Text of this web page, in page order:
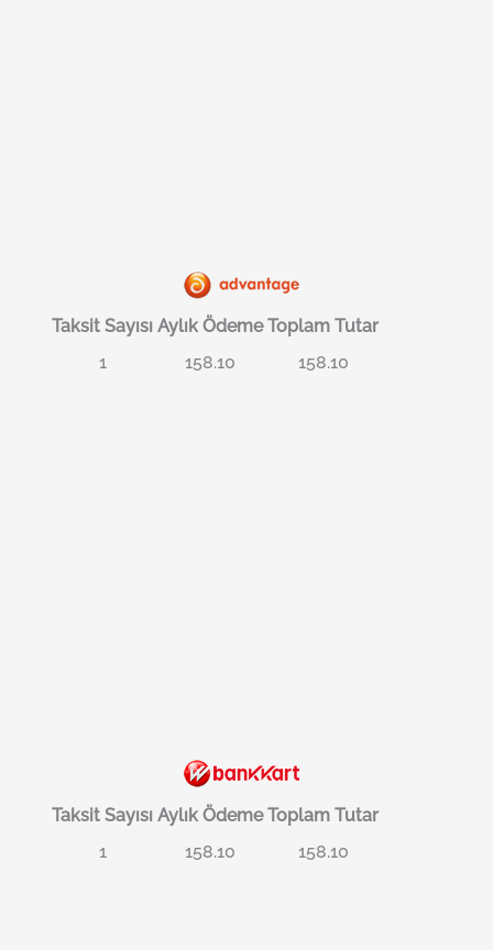
Taksit Sayısı Aylık Ödeme Toplam Tutar
1
158.10 158.10
Taksit Sayısı Aylık Ödeme Toplam Tutar
1
158.10 158.10